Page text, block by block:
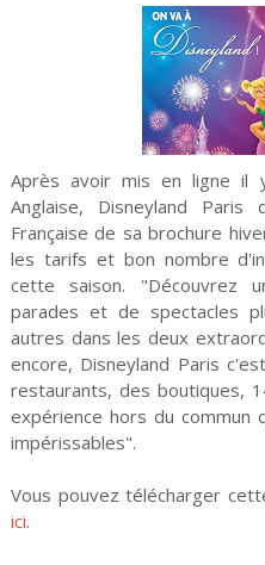
Après avoir mis en ligne il
Anglaise, Disneyland Paris
Française de sa brochure
les tarifs et bon nombre
cette saison. "Découvrez
parades et de spectacles
autres dans les deux
encore, Disneyland Paris
restaurants, des boutiques,
expérience hors du commun
impérissables".
Vous pouvez télécharger
ici.